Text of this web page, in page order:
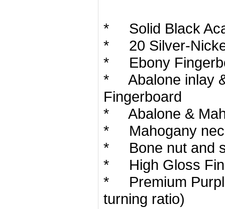
* Solid Black
* 20 Silver-
* Ebony
* Abalone inlay &
Fingerboard
* Abalone &
* Mahogany
* Bone nut and
* High Gloss
* Premium
turning ratio)